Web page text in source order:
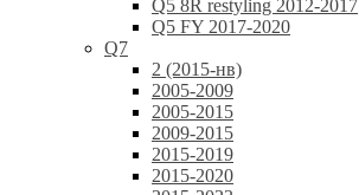
Q5 8R restyling 2012-2017
Q5 FY 2017-2020
Q7
2 (2015-нв)
2005-2009
2005-2015
2009-2015
2015-2019
2015-2020